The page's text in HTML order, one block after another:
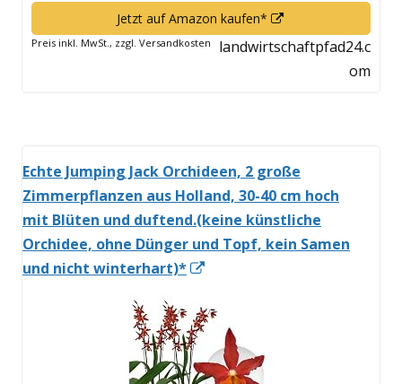
Jetzt auf Amazon kaufen*
neuem
Fenster
Preis inkl. MwSt., zzgl. Versandkosten
landwirtschaftpfad24.c
om
Echte Jumping Jack Orchideen, 2 große
Zimmerpflanzen aus Holland, 30-40 cm hoch
mit Blüten und duftend.(keine künstliche
Orchidee, ohne Dünger und Topf, kein Samen
und nicht winterhart)*
Fenster
öffnen